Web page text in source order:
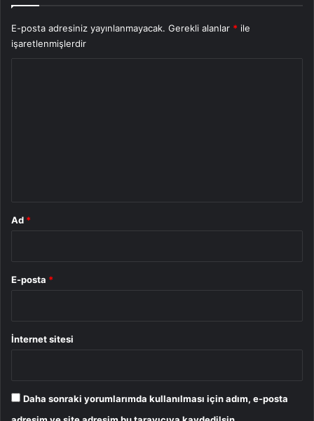
E-posta adresiniz yayınlanmayacak. Gerekli alanlar * ile
işaretlenmişlerdir
Ad *
E-posta *
İnternet sitesi
Daha sonraki yorumlarımda kullanılması için adım, e-posta